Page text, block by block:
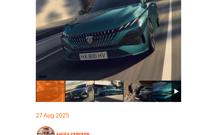
27 Aug 2025